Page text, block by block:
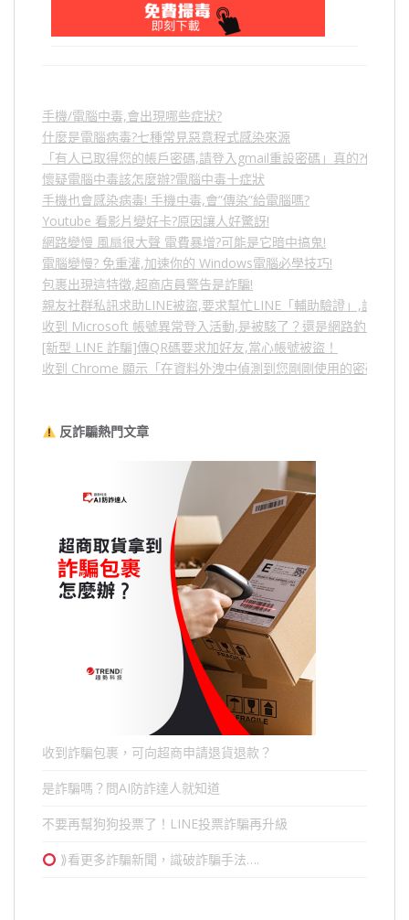
手機/電腦中毒,會出現哪些症狀?
什麼是電腦病毒?七種常見惡意程式感染來源
「有人已取得您的帳戶密碼,請登入gmail重設密碼」真的?假的?5
懷疑電腦中毒該怎麼辦?電腦中毒十症狀
手機也會感染病毒! 手機中毒,會”傳染”給電腦嗎?
Youtube 看影片變好卡?原因讓人好驚訝!
網路變慢 風扇很大聲 電費暴增?可能是它暗中搞鬼!
電腦變慢? 免重灌,加速你的 Windows電腦必學技巧!
包裹出現這特徵,超商店員警告是詐騙!
親友社群私訊求助LINE被盜,要求幫忙LINE「輔助驗證」,詐騙
收到 Microsoft 帳號異常登入活動,是被駭了？還是網路釣魚？
[新型 LINE 詐騙]傳QR碼要求加好友,當心帳號被盜！
收到 Chrome 顯示「在資料外洩中偵測到您剛剛使用的密碼」
反詐騙熱門文章
收到詐騙包裹，可向超商申請退貨退款？
是詐騙嗎？問AI防詐達人就知道
不要再幫狗狗投票了！LINE投票詐騙再升級
⟫看更多詐騙新聞，識破詐騙手法….